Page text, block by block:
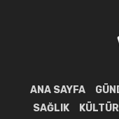
ANA SAYFA
SAĞLIK